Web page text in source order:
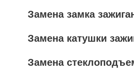
Замена замка
Замена катушки
Замена